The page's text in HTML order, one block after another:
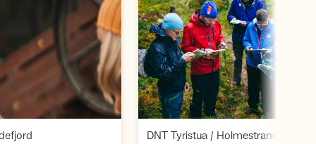
Åpne aktivitet
Åpne
DNT Tyristua / Holmestrand